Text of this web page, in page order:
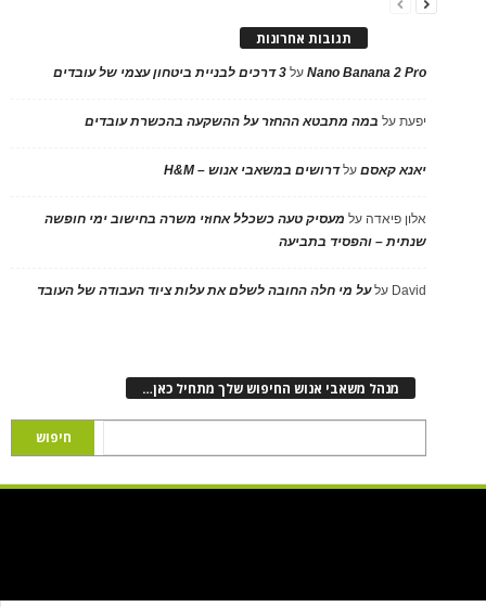
תגובות אחרונות
Nano Banana 2 Proעל 3 דרכים לבניית ביטחון עצמי של עובדים
יפעתעל במה מתבטא ההחזר על ההשקעה בהכשרת עובדים
יאנא קאסםעלדרושים במשאבי אנוש – H&M
אלון פיאדה על מעסיק טעה כשכלל אחוזי משרה בחישוב ימי חופשה
שנתית – והפסיד בתביעה
David עלעל מי חלה החובה לשלם את עלות ציוד העבודה של העובד
מנהל משאבי אנוש החיפוש שלך מתחיל כאן…